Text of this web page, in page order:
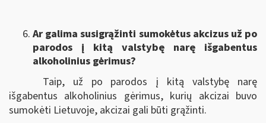
Ar galima susigrąžinti sumokėtus akcizus už po
parodos į kitą valstybę narę išgabentus
alkoholinius gėrimus?
Taip, už po parodos į kitą valstybę narę
išgabentus alkoholinius gėrimus, kurių akcizai buvo
sumokėti Lietuvoje, akcizai gali būti grąžinti.